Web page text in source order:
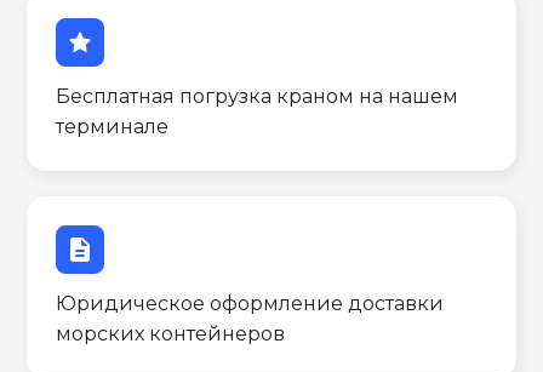
star
Бесплатная погрузка краном на нашем
терминале
description
Юридическое оформление доставки
морских контейнеров